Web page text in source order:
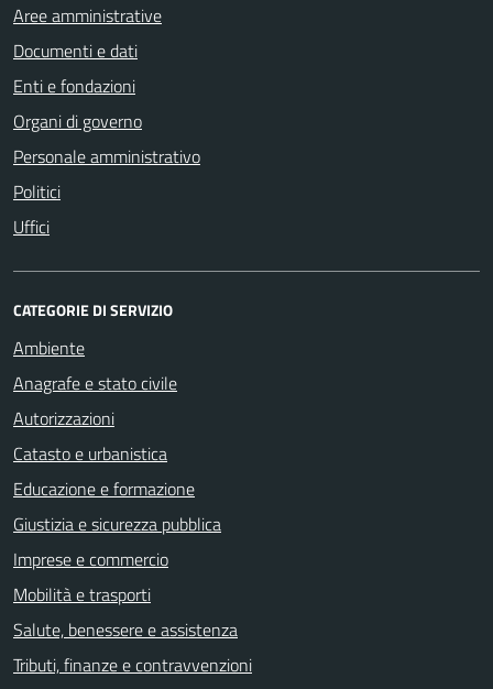
Aree amministrative
Documenti e dati
Enti e fondazioni
Organi di governo
Personale amministrativo
Politici
Uffici
CATEGORIE DI SERVIZIO
Ambiente
Anagrafe e stato civile
Autorizzazioni
Catasto e urbanistica
Educazione e formazione
Giustizia e sicurezza pubblica
Imprese e commercio
Mobilità e trasporti
Salute, benessere e assistenza
Tributi, finanze e contravvenzioni